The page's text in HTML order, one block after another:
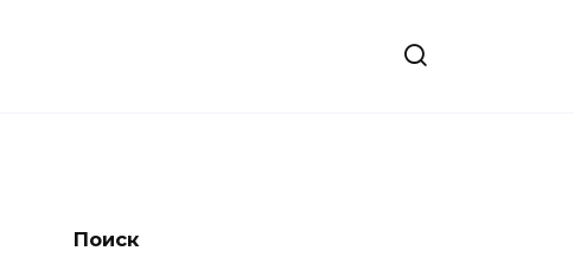
Поиск